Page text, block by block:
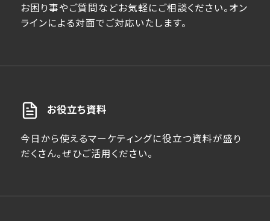
お困り事やご質問などお気軽にご相談ください。オン
ラインによる対面でご対応いたします。
お役立ち資料
今日から使えるマーケティングに役立つ資料が盛り
だくさん。ぜひご活用ください。